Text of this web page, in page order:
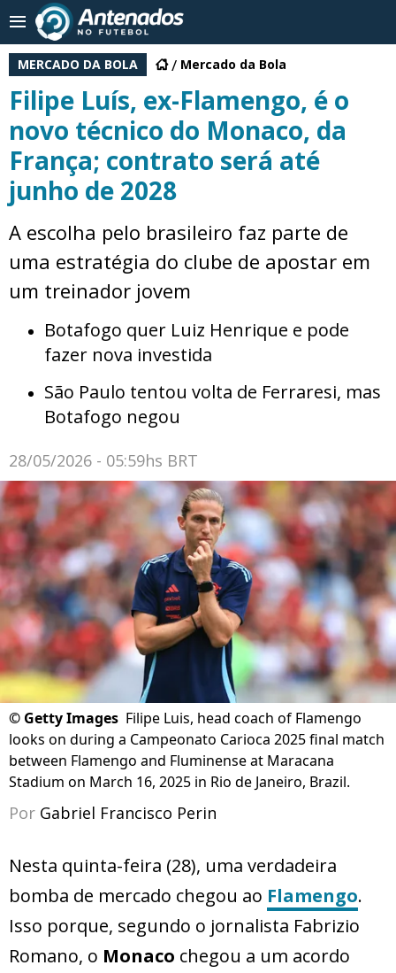
MERCADO DA BOLA Mercado da Bola
Filipe Luís, ex-Flamengo, é o
novo técnico do Monaco, da
França; contrato será até
junho de 2028
A escolha pelo brasileiro faz parte de
uma estratégia do clube de apostar em
um treinador jovem
Botafogo quer Luiz Henrique e pode
fazer nova investida
São Paulo tentou volta de Ferraresi, mas
Botafogo negou
28/05/2026 - 05:59hs BRT
© Getty Images Filipe Luis, head coach of Flamengo
looks on during a Campeonato Carioca 2025 final match
between Flamengo and Fluminense at Maracana
Stadium on March 16, 2025 in Rio de Janeiro, Brazil.
Por Gabriel Francisco Perin
Nesta quinta-feira (28), uma verdadeira
bomba de mercado chegou ao Flamengo.
Isso porque, segundo o jornalista Fabrizio
Romano, o Monaco chegou a um acordo